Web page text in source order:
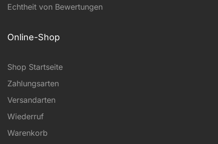
Echtheit von Bewertungen
Online-Shop
Shop Startseite
Zahlungsarten
Versandarten
Wiederruf
Warenkorb